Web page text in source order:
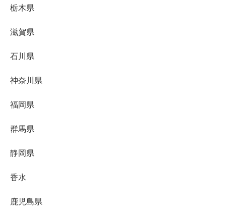
栃木県
滋賀県
石川県
神奈川県
福岡県
群馬県
静岡県
香水
鹿児島県